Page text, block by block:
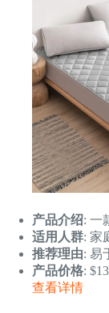
产品介绍: 一
适用人群: 家
推荐理由: 易
产品价格:
查看详情